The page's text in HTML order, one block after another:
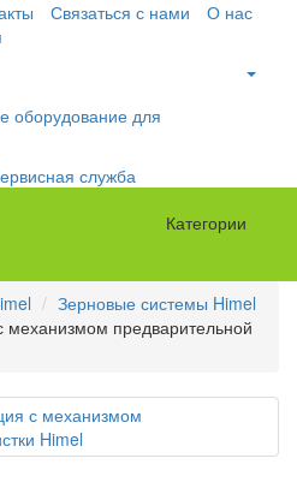
Связаться с нами
О нас
служба
Категории
Зерновые системы Himel
механизмом предварительной